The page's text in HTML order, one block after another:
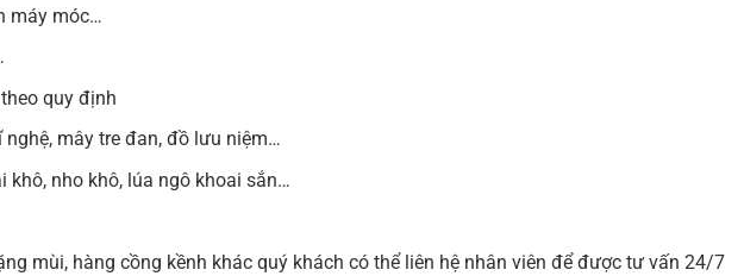
máy móc…
quy định
mây tre đan, đồ lưu niệm…
khô, nho khô, lúa ngô khoai sắn…
mùi, hàng cồng kềnh khác quý khách có thể liên hệ nhân viên để được tư vấn 24/7